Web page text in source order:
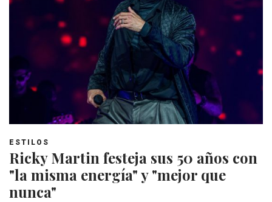
ESTILOS
Ricky Martin festeja sus 50 años con
"la misma energía" y "mejor que
nunca"